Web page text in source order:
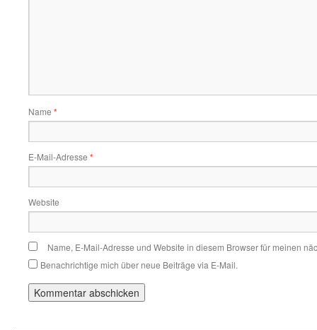
Name *
E-Mail-Adresse *
Website
Name, E-Mail-Adresse und Website in diesem Browser für meinen
Benachrichtige mich über neue Beiträge via E-Mail.